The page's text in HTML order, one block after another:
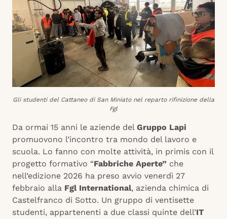
Gli studenti del Cattaneo di San Miniato nel reparto rifinizione della
Fgl
Da ormai 15 anni le aziende del Gruppo Lapi
promuovono l’incontro tra mondo del lavoro e
scuola. Lo fanno con molte attività, in primis con il
progetto formativo “Fabbriche Aperte” che
nell’edizione 2026 ha preso avvio venerdì 27
febbraio alla Fgl International, azienda chimica di
Castelfranco di Sotto. Un gruppo di ventisette
studenti, appartenenti a due classi quinte dell’IT